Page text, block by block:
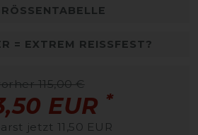
= EXTREM REISSFEST?
115,00 €
EUR *
jetzt 11,50 EUR